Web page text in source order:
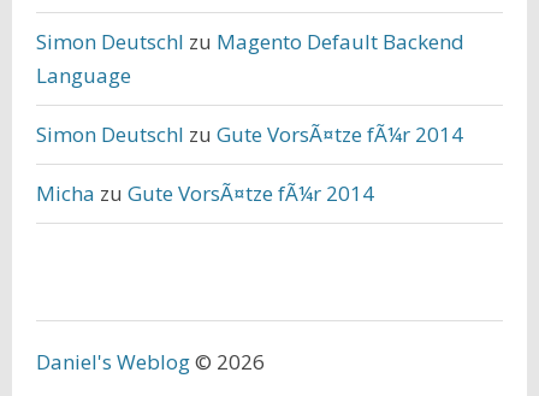
Simon Deutschl zu Magento Default Backend
Language
Simon Deutschl zu Gute VorsÃ¤tze fÃ¼r 2014
Micha zu Gute VorsÃ¤tze fÃ¼r 2014
Daniel's Weblog© 2026